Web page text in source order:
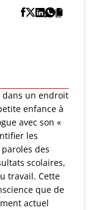
dans un endroit
enfance à
avec son «
les
des
scolaires,
travail. Cette
que de
actuel